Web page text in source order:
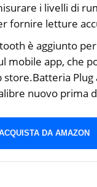
i livelli di
fornire letture
è aggiunto
mobile app, che
Plug
nuovo prima
DA AMAZON